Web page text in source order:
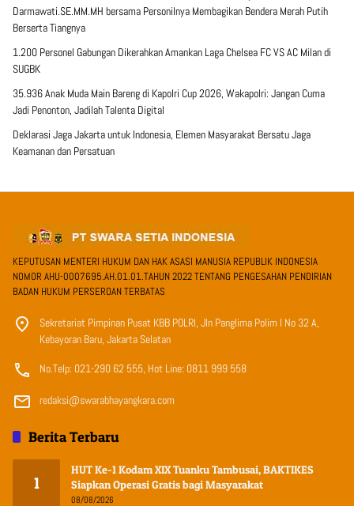
Darmawati.SE.MM.MH bersama Personilnya Membagikan Bendera Merah Putih
Berserta Tiangnya
1.200 Personel Gabungan Dikerahkan Amankan Laga Chelsea FC VS AC Milan di
SUGBK
35.936 Anak Muda Main Bareng di Kapolri Cup 2026, Wakapolri: Jangan Cuma
Jadi Penonton, Jadilah Talenta Digital
Deklarasi Jaga Jakarta untuk Indonesia, Elemen Masyarakat Bersatu Jaga
Keamanan dan Persatuan
KEPUTUSAN MENTERI HUKUM DAN HAK ASASI MANUSIA REPUBLIK INDONESIA
NOMOR AHU-0007695.AH.01.01.TAHUN 2022 TENTANG PENGESAHAN PENDIRIAN
BADAN HUKUM PERSEROAN TERBATAS
Sekretariat Pimpinan Pusat KBB POLRI, Jln Panglima Polim I No 32 A,
Kebayoran Baru, Jakarta Selatan
No.Telp: 021-290 62 555, Hot Line: 0811 999 558
redaksi@swarabhayangkara.com
Berita Terbaru
1
HUT Ke-1 Kodam XIX Tuanku Tambusai, BAKTIKES
Siapkan Operasi Gratis bagi Masyarakat
08/08/2026